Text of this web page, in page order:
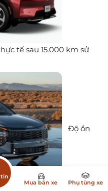
tế sau 15.000 km sử
Độ ồn
Mua bán xe
Phụ tùng xe